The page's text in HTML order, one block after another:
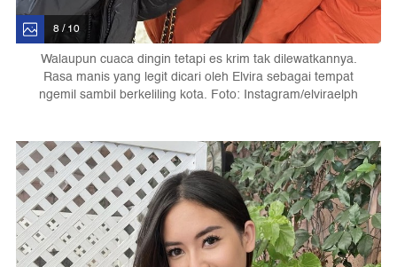
8 / 10
Walaupun cuaca dingin tetapi es krim tak dilewatkannya.
Rasa manis yang legit dicari oleh Elvira sebagai tempat
ngemil sambil berkeliling kota. Foto: Instagram/elviraelph